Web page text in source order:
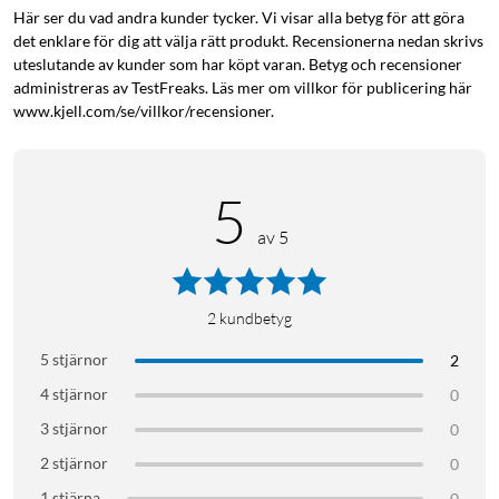
snabbt tillbaka till full laddning.
Fingeravtryckssensor under skärmen
För din säkerhets skull. Lås upp med din unika fingertopp på
Samsung Galaxy Experience
Smart Switch – Börja precis där du slutade. Med Smart
One UI – Ge din Samsung Galaxy ett utseende som är
Samsung Members – Få tips och råd om hur du maxar
din enhets fulla potential.
Specifikationer
Här ser du vad andra kunder tycker. Vi visar alla betyg för att göra
det enklare för dig att välja rätt produkt. Recensionerna nedan skrivs
uteslutande av kunder som har köpt varan. Betyg och recensioner
administreras av TestFreaks. Läs mer om villkor för publicering här
www.kjell.com/se/villkor/recensioner.
5 av 5
2 kundbetyg
5 stjärnor
2
4 stjärnor
0
3 stjärnor
0
2 stjärnor
0